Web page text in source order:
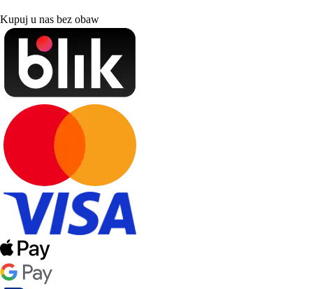
Kupuj u nas bez obaw